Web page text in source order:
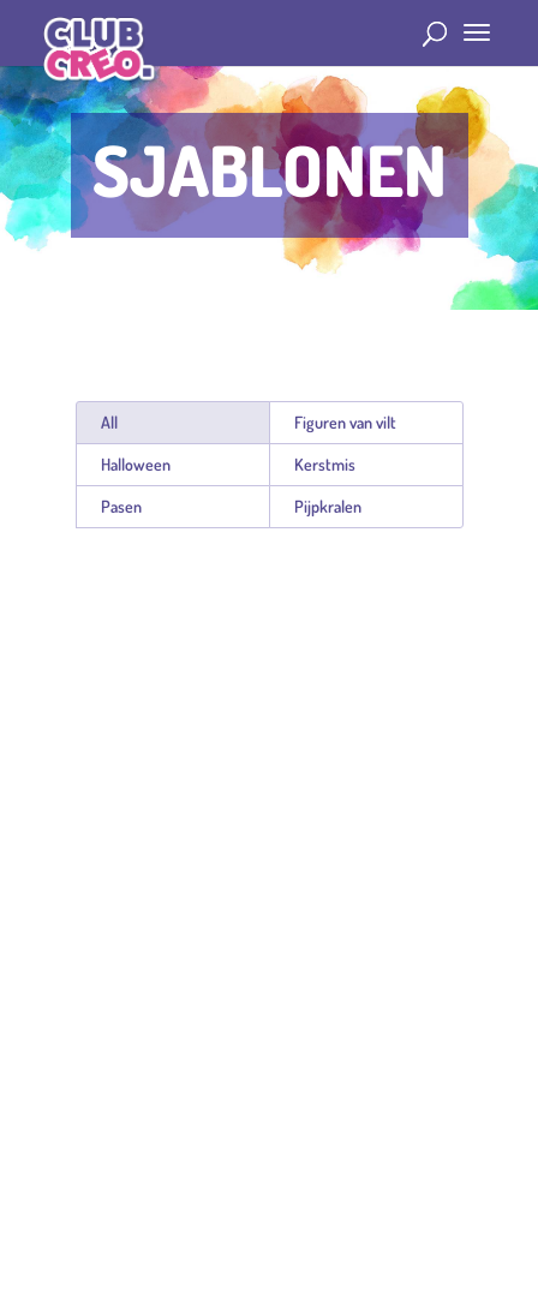
SJABLONEN
All Figuren van vilt
Halloween Kerstmis
Pasen Pijpkralen